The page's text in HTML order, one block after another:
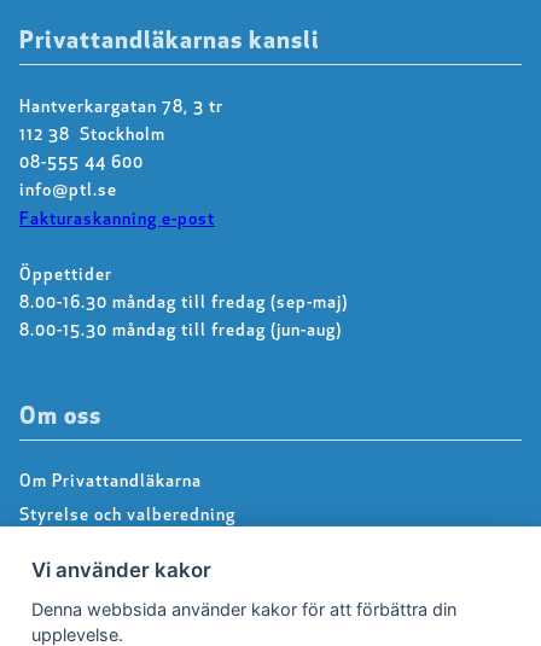
Privattandläkarnas kansli
Hantverkargatan 78, 3 tr
112 38 Stockholm
08-555 44 600
info@ptl.se
Fakturaskanning e-post
Öppettider
8.00-16.30 måndag till fredag (sep-maj)
8.00-15.30 måndag till fredag (jun-aug)
Om oss
Om Privattandläkarna
Styrelse och valberedning
Dialoggrupper
About us – Information in english
Vi använder kakor
Denna webbsida använder kakor för att förbättra din
upplevelse.